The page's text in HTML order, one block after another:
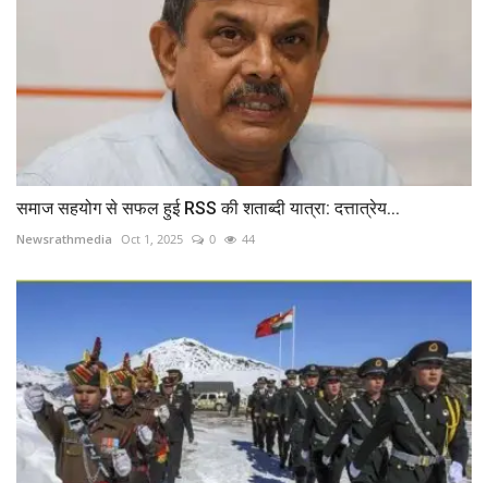
समाज सहयोग से सफल हुई RSS की शताब्दी यात्रा: दत्तात्रेय...
Newsrathmedia Oct 1, 2025 0 44